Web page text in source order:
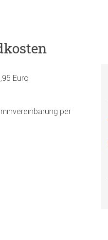
Euro
per